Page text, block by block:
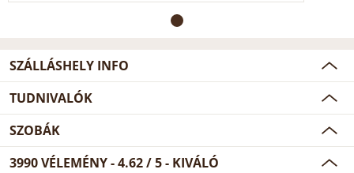
SZÁLLÁSHELY INFO
TUDNIVALÓK
SZOBÁK
3990VÉLEMÉNY -4.62/5- KIVÁLÓ